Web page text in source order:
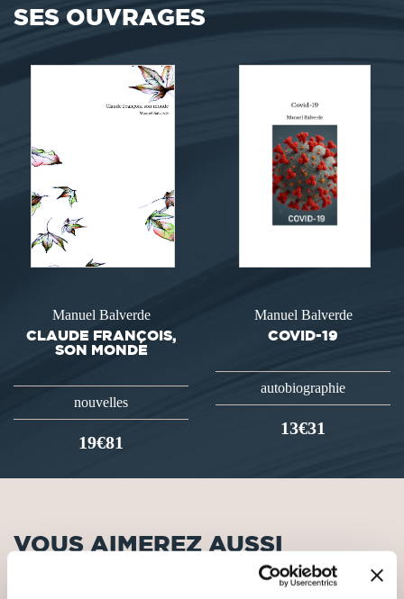
SES OUVRAGES
Manuel Balverde
CLAUDE FRANÇOIS,
SON MONDE
nouvelles
19€81
Manuel Balverde
COVID-19
autobiographie
13€31
VOUS AIMEREZ AUSSI